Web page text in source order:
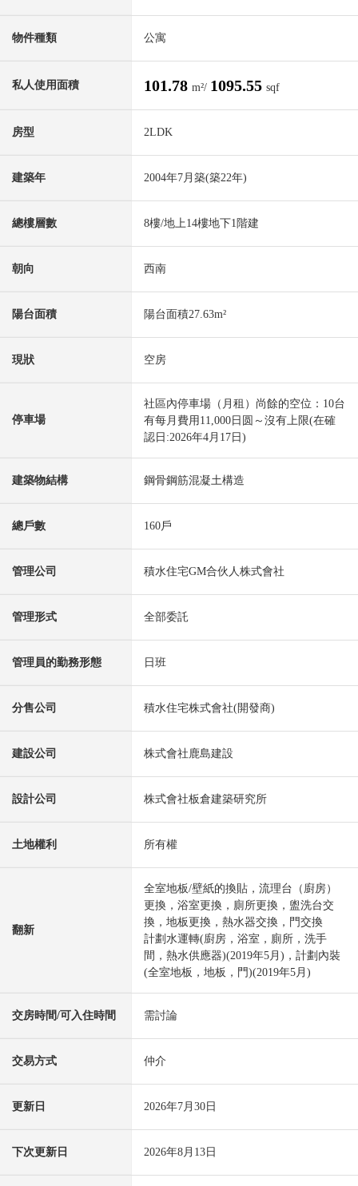
物件種類 公寓
私人使用面積 101.78 m²/ 1095.55 sqf
房型 2LDK
建築年 2004年7月築(築22年)
總樓層數 8樓/地上14樓地下1階建
朝向 西南
陽台面積 陽台面積27.63m²
現狀 空房
停車場
社區內停車場（月租）尚餘的空位：10台
有每月費用11,000日圆～沒有上限(在確
認日:2026年4月17日)
建築物結構 鋼骨鋼筋混凝土構造
總戶數 160戶
管理公司 積水住宅GM合伙人株式會社
管理形式 全部委託
管理員的勤務形態 日班
分售公司 積水住宅株式會社(開發商)
建設公司 株式會社鹿島建設
設計公司 株式會社板倉建築研究所
土地權利 所有權
翻新
全室地板/壁紙的換貼，流理台（廚房）
更換，浴室更換，廁所更換，盥洗台交
換，地板更換，熱水器交換，門交換
計劃水運轉(廚房，浴室，廁所，洗手
間，熱水供應器)(2019年5月)，計劃內裝
(全室地板，地板，門)(2019年5月)
交房時間/可入住時間 需討論
交易方式 仲介
更新日 2026年7月30日
下次更新日 2026年8月13日